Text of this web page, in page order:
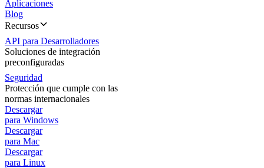
Aplicaciones
Blog
Recursos
API para Desarrolladores
Soluciones de integración
preconfiguradas
Seguridad
Protección que cumple con las
normas internacionales
Descargar
para Windows
Descargar
para Mac
Descargar
para Linux